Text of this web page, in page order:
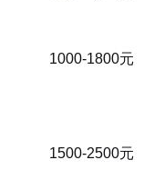
1000-1800元
1500-2500元